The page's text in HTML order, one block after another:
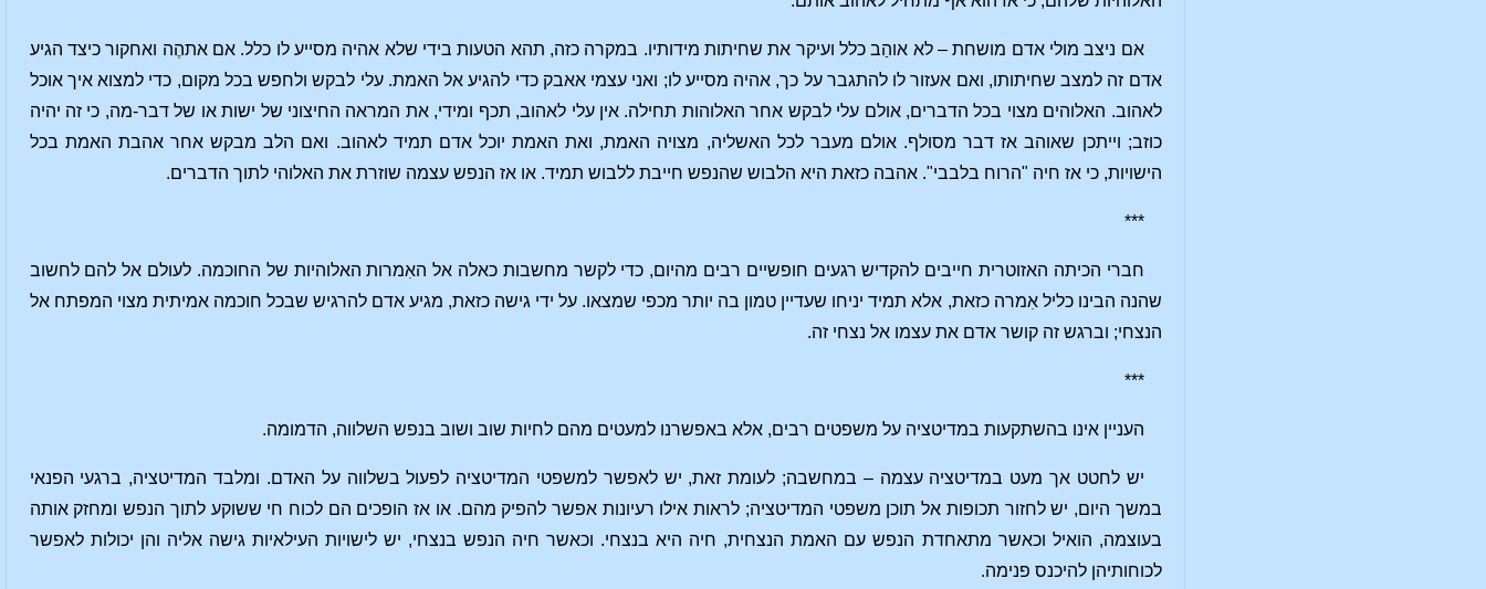
אם ניצב מולי אדם מושחת – לא אוהַב כלל ועיקר את שחיתות מידותיו. במקרה כזה, תהא הטעות בידי שלא אהיה מסייע לו כלל. אם אתהֶה ואחקור כיצד הגיע
אדם זה למצב שחיתותו, ואם אעזור לו להתגבר על כך, אהיה מסייע לו; ואני עצמי אאבק כדי להגיע אל האמת. עלי לבקש ולחפש בכל מקום, כדי למצוא איך אוכל
לאהוב. האלוהים מצוי בכל הדברים, אולם עלי לבקש אחר האלוהות תחילה. אין עלי לאהוב, תכף ומידי, את המראה החיצוני של ישות או של דבר-מה, כי זה יהיה
כוזב; וייתכן שאוהב אז דבר מסולף. אולם מעבר לכל האשליה, מצויה האמת, ואת האמת יוכל אדם תמיד לאהוב. ואם הלב מבקש אחר אהבת האמת בכל
הישויות, כי אז חיה "הרוח בלבבי". אהבה כזאת היא הלבוש שהנפש חייבת ללבוש תמיד. או אז הנפש עצמה שוזרת את האלוהי לתוך הדברים.
***
חברי הכיתה האזוטרית חייבים להקדיש רגעים חופשיים רבים מהיום, כדי לקשר מחשבות כאלה אל האִמרות האלוהיות של החוכמה. לעולם אל להם לחשוב
שהנה הבינו כליל אִמרה כזאת, אלא תמיד יניחו שעדיין טמון בה יותר מכפי שמצאו. על ידי גישה כזאת, מגיע אדם להרגיש שבכל חוכמה אמיתית מצוי המפתח אל
הנצחי; וברגש זה קושר אדם את עצמו אל נצחי זה.
***
העניין אינו בהשתקעות במדיטציה על משפטים רבים, אלא באפשרנו למעטים מהם לחיות שוב ושוב בנפש השלווה, הדמומה.
יש לחטט אך מעט במדיטציה עצמה – במחשבה; לעומת זאת, יש לאפשר למשפטי המדיטציה לפעול בשלווה על האדם. ומלבד המדיטציה, ברגעי הפנאי
במשך היום, יש לחזור תכופות אל תוכן משפטי המדיטציה; לראות אילו רעיונות אפשר להפיק מהם. או אז הופכים הם לכוח חי ששוקע לתוך הנפש ומחזק אותה
בעוצמה, הואיל וכאשר מתאחדת הנפש עם האמת הנצחית, חיה היא בנצחי. וכאשר חיה הנפש בנצחי, יש לישויות העילאיות גישה אליה והן יכולות לאפשר
לכוחותיהן להיכנס פנימה.